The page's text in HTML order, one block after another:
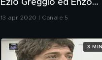
Ezio Greggio ed Enzo
13 apr 2020 | Canale 5
3 MIN